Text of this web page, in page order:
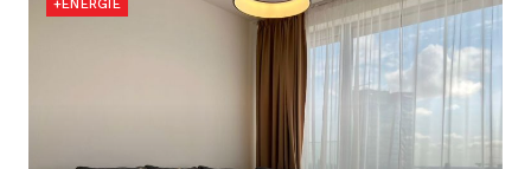
+ENERGIE